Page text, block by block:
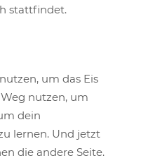
stattfindet.
um das Eis
nutzen, um
dein
lernen. Und jetzt
die andere Seite.